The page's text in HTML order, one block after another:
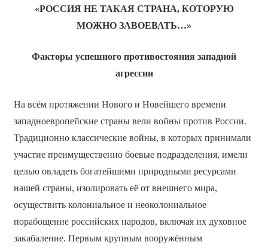
«РОССИЯ НЕ ТАКАЯ СТРАНА, КОТОРУЮ
МОЖНО ЗАВОЕВАТЬ…»
Факторы успешного противостояния западной
агрессии
На всём протяжении Нового и Новейшего времени
западноевропейские страны вели войны против России.
Традиционно классические войны, в которых принимали
участие преимущественно боевые подразделения, имели
целью овладеть богатейшими природными ресурсами
нашей страны, изолировать её от внешнего мира,
осуществить колониальное и неоколониальное
порабощение российских народов, включая их духовное
закабаление. Первым крупным вооружённым